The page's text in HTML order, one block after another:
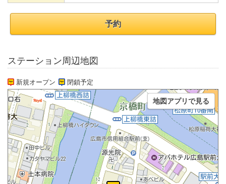
予約
ステーション周辺地図
新規オープン 閉鎖予定
地図アプリで見る